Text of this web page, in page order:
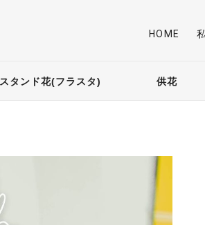
HOME
スタンド花(フラスタ) 供花